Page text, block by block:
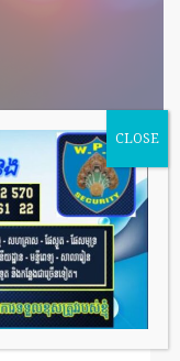
ប់ ឃាត់ខ្លួនជនសង្ស័យ
CLOSE